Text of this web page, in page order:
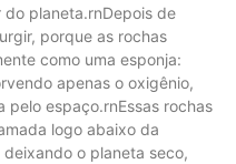
planeta.rnDepois de
porque as rochas
como uma esponja:
apenas o oxigênio,
pelo espaço.rnEssas rochas
logo abaixo da
o planeta seco,